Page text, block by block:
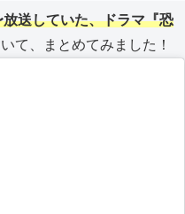
送していた、ドラマ『恐
て、まとめてみました！